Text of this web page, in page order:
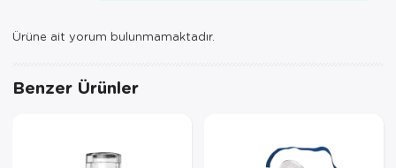
Ürüne ait yorum bulunmamaktadır.
Benzer Ürünler